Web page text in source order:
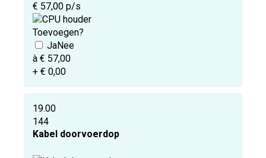
€ 57,00 p/s
Toevoegen?
à € 57,00
+ € 0,00
19.00
144
Kabel doorvoerdop